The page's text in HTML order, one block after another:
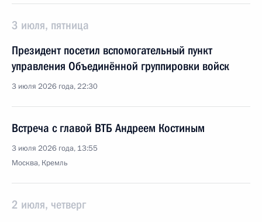
3 июля, пятница
Президент посетил вспомогательный пункт
управления Объединённой группировки войск
3 июля 2026 года, 22:30
Встреча с главой ВТБ Андреем Костиным
3 июля 2026 года, 13:55
Москва, Кремль
2 июля, четверг